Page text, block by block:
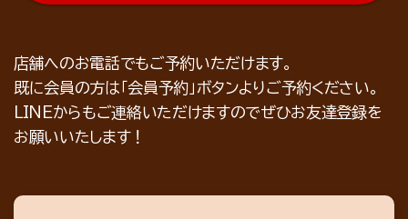
店舗へのお電話でもご予約いただけます。
既に会員の方は「会員予約」ボタンよりご予約ください。
LINEからもご連絡いただけますのでぜひお友達登録を
お願いいたします！